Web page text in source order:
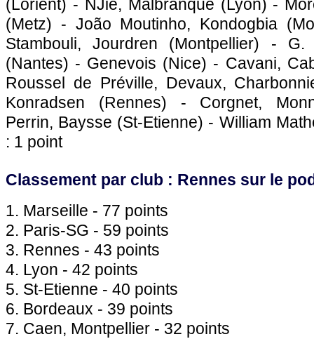
(Lorient) - NJie, Malbranque (Lyon) -
(Metz) - João Moutinho, Kondogbia
Stambouli, Jourdren (Montpellier) - G.
(Nantes) - Genevois (Nice) - Cavani,
Roussel de Préville, Devaux,
Konradsen (Rennes) - Corgnet,
Perrin, Baysse (St-Etienne) - William
: 1 point
Classement par club : Rennes sur le
1. Marseille - 77 points
2. Paris-SG - 59 points
3. Rennes - 43 points
4. Lyon - 42 points
5. St-Etienne - 40 points
6. Bordeaux - 39 points
7. Caen, Montpellier - 32 points